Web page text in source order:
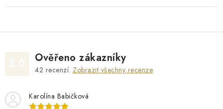
Ověřeno zákazníky
42 recenzí. Zobrazit všechny recenze
Karolína Babičková